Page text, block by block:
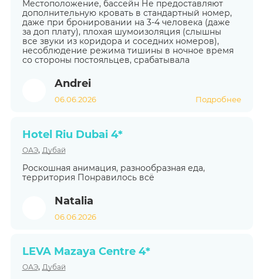
Местоположение, бассейн Не предоставляют
дополнительную кровать в стандартный номер,
даже при бронировании на 3-4 человека (даже
за доп плату), плохая шумоизоляция (слышны
все звуки из коридора и соседних номеров),
несоблюдение режима тишины в ночное время
со стороны постояльцев, срабатывала
Andrei
06.06.2026 Подробнее
Hotel Riu Dubai 4*
ОАЭ, Дубай
Роскошная анимация, разнообразная еда,
территория Понравилось всё
Natalia
06.06.2026
LEVA Mazaya Centre 4*
ОАЭ, Дубай